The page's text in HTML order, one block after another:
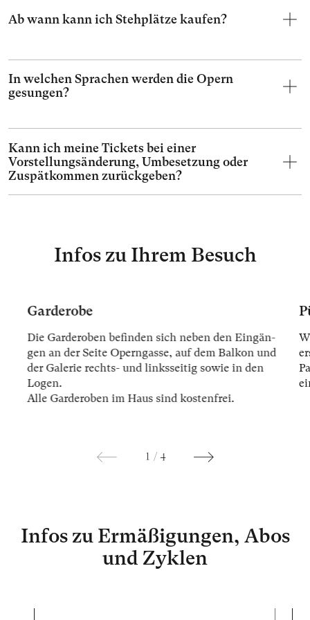
Ab wann kann ich Stehplätze kaufen?
In welchen Sprachen werden die Opern
gesungen?
Kann ich meine Tickets bei einer
Vorstellungsänderung, Umbesetzung oder
Zuspätkommen zurückgeben?
Infos zu Ihrem Besuch
Garderobe
Die Gar­der­oben be­fin­den sich ne­ben den Ein­gän­
gen an der Sei­te Opern­gas­se, auf dem Bal­kon und
der Ga­le­rie rechts- und links­sei­tig so­wie in den
Lo­gen.
Alle Gar­der­oben im Haus sind kos­ten­frei.
1 / 4
Infos zu Ermäßigungen, Abos
und Zyklen